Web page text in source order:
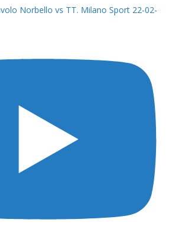
Norbello vs TT. Milano Sport 22-02-